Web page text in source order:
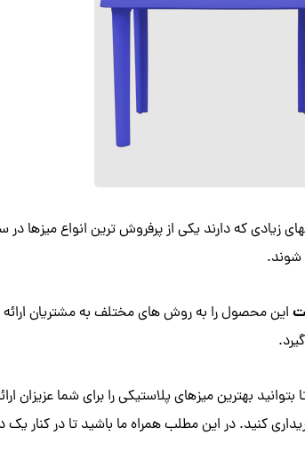
زیادی که دارند یکی از پرفروش ترین انواع میزها
شوند.
این محصول را به روش های مختلف به مشتریان ارائه
بهترین میزهای پلاستیکی را برای شما عزیزان
کنید. در این مطلب همراه ما باشید تا در کنار یک